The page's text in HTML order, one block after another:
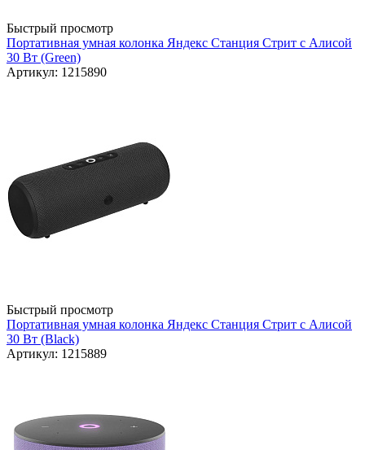
Быстрый просмотр
Портативная умная колонка Яндекс Станция Стрит с Алисой
30 Вт (Green)
Артикул: 1215890
Быстрый просмотр
Портативная умная колонка Яндекс Станция Стрит с Алисой
30 Вт (Black)
Артикул: 1215889